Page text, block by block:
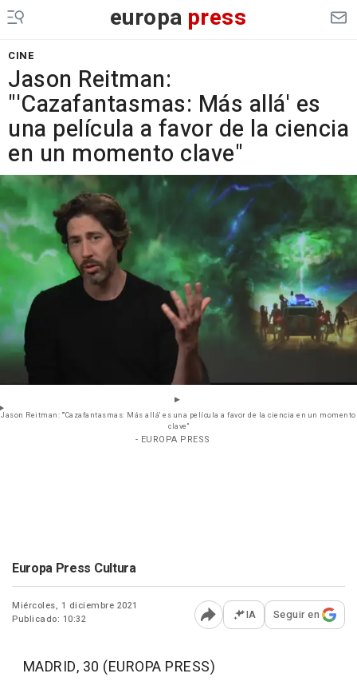
europa press
CINE
Jason Reitman:
"'Cazafantasmas: Más allá' es
una película a favor de la ciencia
en un momento clave"
Jason Reitman: "'Cazafantasmas: Más allá' es una película a favor de la ciencia en un momento
clave"
- EUROPA PRESS
Europa Press Cultura
Miércoles, 1 diciembre 2021
Publicado: 10:32
Abrir opciones para
IA Seguir en
MADRID, 30 (EUROPA PRESS)